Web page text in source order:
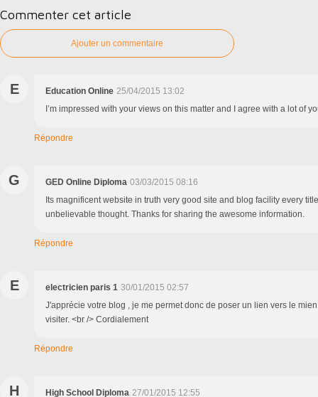
Commenter cet article
Ajouter un commentaire
E Education Online 25/04/2015 13:02
I’m impressed with your views on this matter and I agree with a lot of
Répondre
G GED Online Diploma 03/03/2015 08:16
Its magnificent website in truth very good site and blog facility every
unbelievable thought. Thanks for sharing the awesome information.
Répondre
E electricien paris 1 30/01/2015 02:57
J'apprécie votre blog , je me permet donc de poser un lien vers le
visiter. <br /> Cordialement
Répondre
H High School Diploma 27/01/2015 12:55